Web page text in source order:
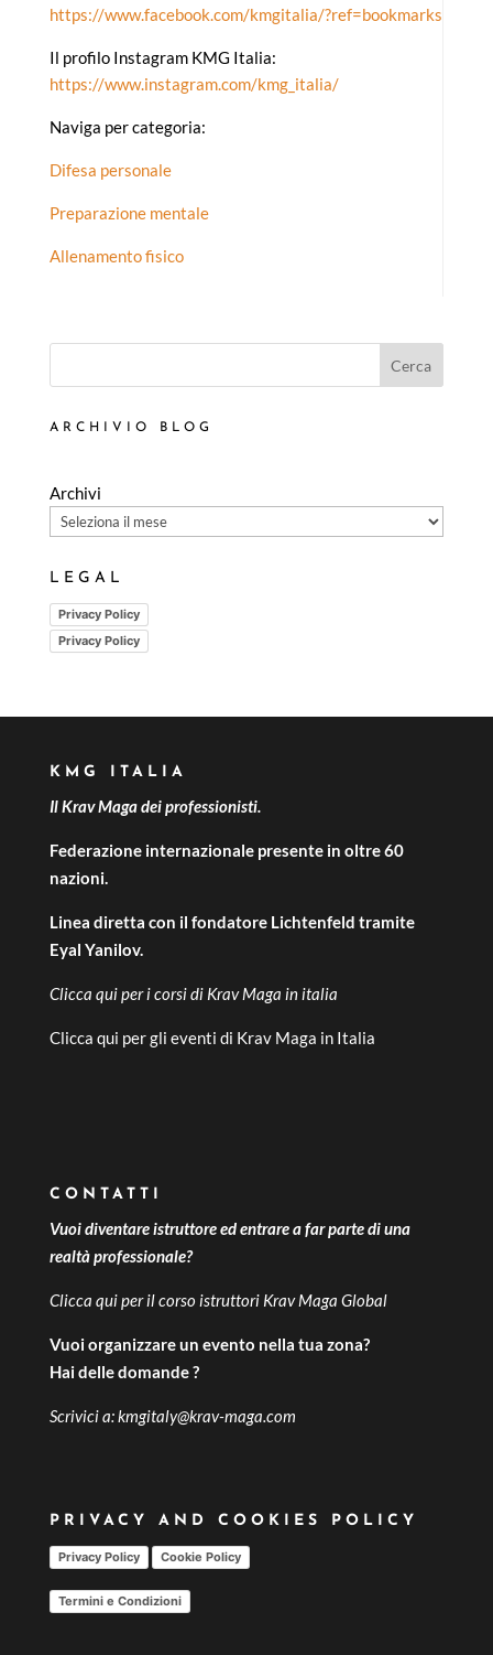
https://www.facebook.com/kmgitalia/?ref=bookmarks
Il profilo Instagram KMG Italia:
https://www.instagram.com/kmg_italia/
Naviga per categoria:
Difesa personale
Preparazione mentale
Allenamento fisico
Cerca
ARCHIVIO BLOG
Archivi
LEGAL
Privacy Policy
Privacy Policy
KMG ITALIA
Il Krav Maga dei professionisti.
Federazione internazionale presente in oltre 60
nazioni.
Linea diretta con il fondatore Lichtenfeld tramite
Eyal Yanilov.
Clicca qui per icorsi di Krav Maga in italia
Clicca qui per gli eventi di Krav Maga in Italia
CONTATTI
Vuoi diventare istruttore ed entrare a far parte di una
realtà professionale?
Clicca qui per ilcorso istruttori Krav Maga Global
Vuoi organizzare un evento nella tua zona?
Hai delle domande ?
Scrivici a:kmgitaly@krav-maga.com
PRIVACY AND COOKIES POLICY
Privacy Policy Cookie Policy
Termini e Condizioni